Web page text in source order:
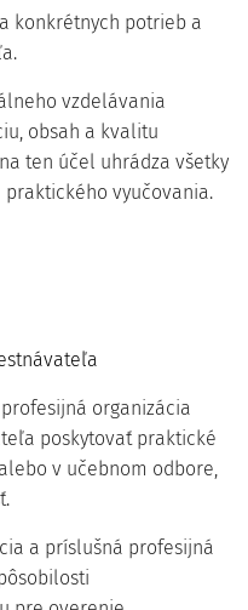
konkrétnych potrieb a
vzdelávania
obsah a kvalitu
ten účel uhrádza všetky
vyučovania.
organizácia
poskytovať praktické
v učebnom odbore,
a príslušná profesijná